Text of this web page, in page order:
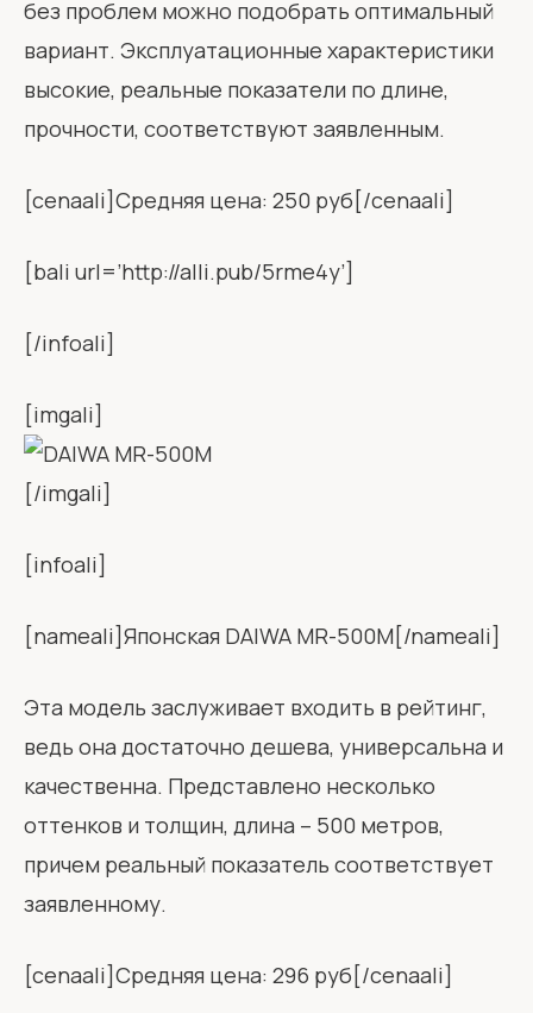
без проблем можно подобрать оптимальный
вариант. Эксплуатационные характеристики
высокие, реальные показатели по длине,
прочности, соответствуют заявленным.
[cenaali]Средняя цена: 250 руб[/cenaali]
[bali url=’http://alli.pub/5rme4y’]
[/infoali]
[imgali]
[/imgali]
[infoali]
[nameali]Японская DAIWA MR-500M[/nameali]
Эта модель заслуживает входить в рейтинг,
ведь она достаточно дешева, универсальна и
качественна. Представлено несколько
оттенков и толщин, длина – 500 метров,
причем реальный показатель соответствует
заявленному.
[cenaali]Средняя цена: 296 руб[/cenaali]